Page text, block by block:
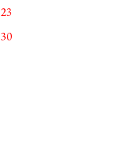
23
30